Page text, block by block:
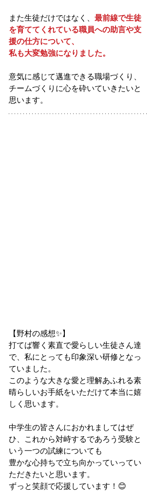
また生徒だけではなく、 最前線で生徒
を育ててくれている職員への助言や支
援の仕方について、
私も大変勉強になりました。
意気に感じて邁進できる職場づくり、
チームづくりに心を砕いていきたいと
思います。
【野村の感想✨】
打てば響く素直で愛らしい生徒さん達
で、私にとっても印象深い研修となっ
ていました。
このような大きな愛と理解あふれる素
晴らしいお手紙をいただけて本当に嬉
しく思います。
中学生の皆さんにおかれましてはぜ
ひ、これから対峙するであろう受験と
いう一つの試練についても
豊かな心持ちで立ち向かっていってい
ただきたいと思います。
ずっと笑顔で応援しています！😊